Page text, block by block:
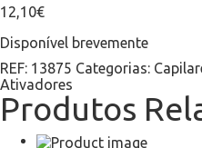
12,10€
Disponível brevemente
REF: 13875 Categorias:
Ativadores
Produtos